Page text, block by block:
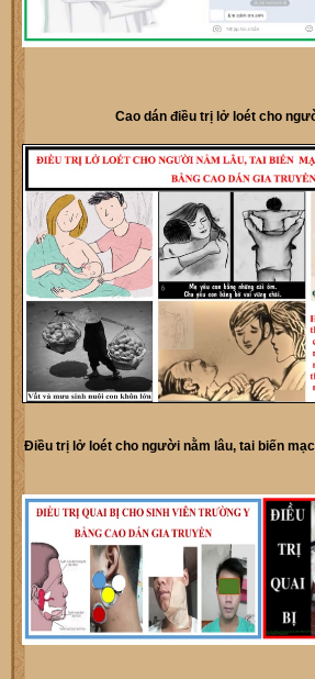
Cao dán điều trị lở loét cho
Điều trị lở loét cho người nằm lâu, tai biến